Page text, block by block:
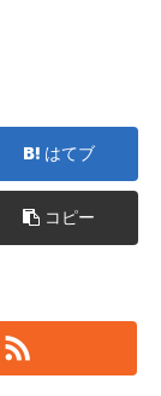
はてブ
コピー